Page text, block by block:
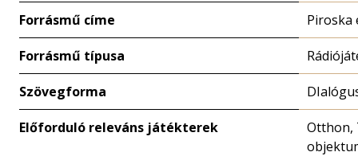
Forrásmű címe Piroska
Forrásmű típusa
Szövegforma
Előforduló releváns játékterek
Otthon,